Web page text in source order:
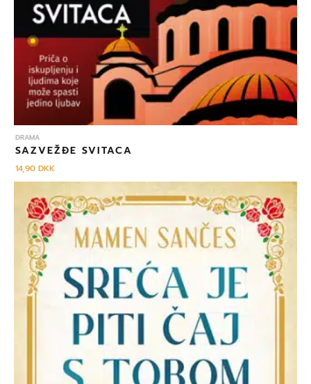
DRAMA
SAZVEŽĐE SVITACA
14,90DKK